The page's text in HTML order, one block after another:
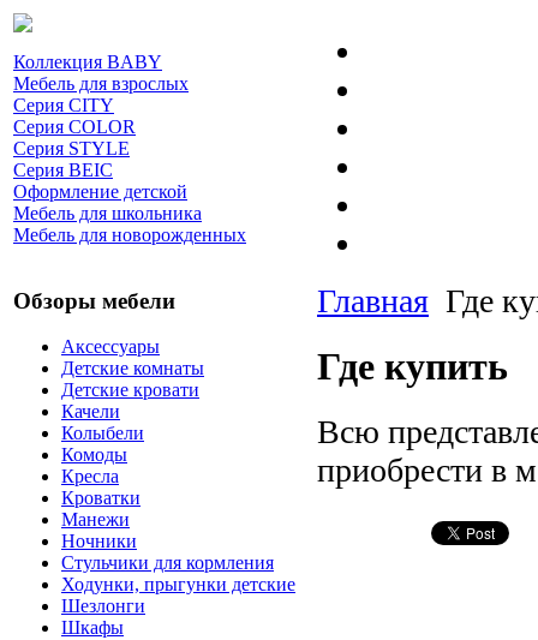
Коллекция BABY
Мебель для взрослых
Серия CITY
Серия COLOR
Серия STYLE
Серия BEIC
Оформление детской
Мебель для школьника
Мебель для новорожденных
Обзоры мебели
Аксессуары
Детские комнаты
Детские кровати
Качели
Колыбели
Комоды
Кресла
Кроватки
Манежи
Ночники
Стульчики для кормления
Ходунки, прыгунки детские
Шезлонги
Шкафы
Главная Где
Где купить
Всю
приобрести в